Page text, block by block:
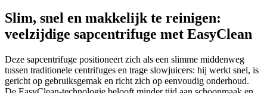
Slim, snel en makkelijk te reinigen:
veelzijdige sapcentrifuge met EasyClean
Deze sapcentrifuge positioneert zich als een slimme middenweg
tussen traditionele centrifuges en trage slowjuicers: hij werkt snel, is
gericht op gebruiksgemak en richt zich op eenvoudig onderhoud.